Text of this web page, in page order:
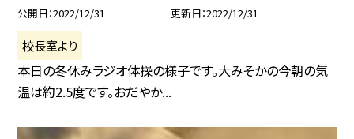
公開日 2022/12/31 更新日 2022/12/31
校長室より
本日の冬休みラジオ体操の様子です。大みそかの今朝の気
温は約2.5度です。おだやか...